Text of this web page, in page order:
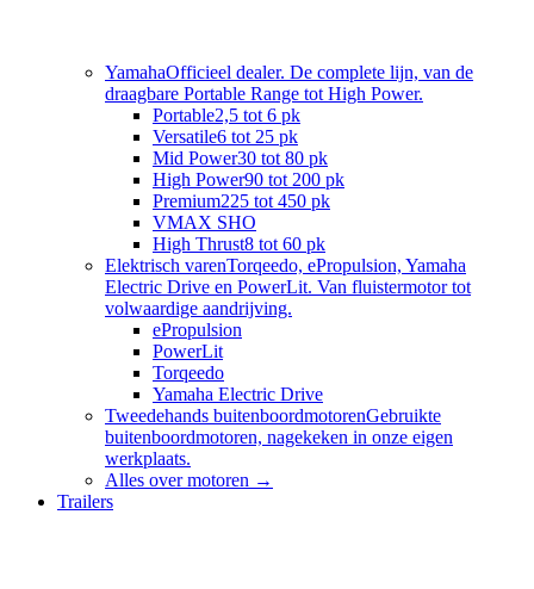
YamahaOfficieel dealer. De complete lijn, van de
draagbare Portable Range tot High Power.
Portable2,5 tot 6 pk
Versatile6 tot 25 pk
Mid Power30 tot 80 pk
High Power90 tot 200 pk
Premium225 tot 450 pk
VMAX SHO
High Thrust8 tot 60 pk
Elektrisch varenTorqeedo, ePropulsion, Yamaha
Electric Drive en PowerLit. Van fluistermotor tot
volwaardige aandrijving.
ePropulsion
PowerLit
Torqeedo
Yamaha Electric Drive
Tweedehands buitenboordmotorenGebruikte
buitenboordmotoren, nagekeken in onze eigen
werkplaats.
Alles overmotoren →
Trailers